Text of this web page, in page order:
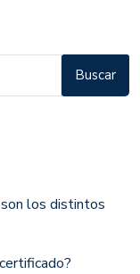
Buscar
los distintos